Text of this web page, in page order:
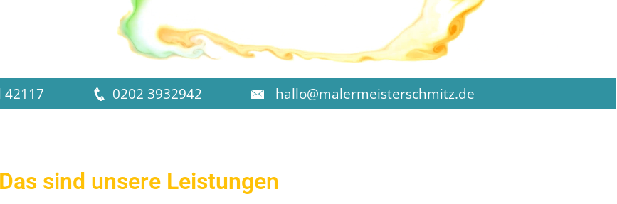
42117 0202 3932942 hallo@malermeisterschmitz.de
Das sind unsere Leistungen